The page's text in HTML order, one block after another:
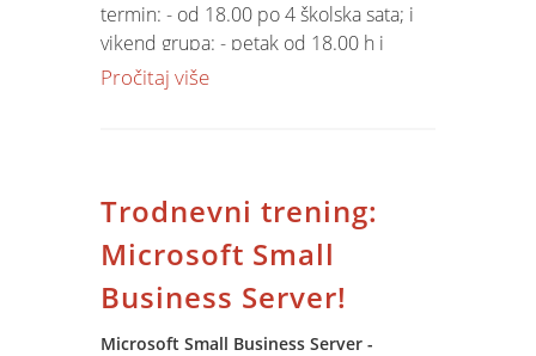
termin: - od 18.00 po 4 školska sata; i
vikend grupa: - petak od 18.00 h i
subota od 10.00 h Vi samo odaberite!
Pročitaj više
Trodnevni trening:
Microsoft Small
Business Server!
Microsoft Small Business Server -